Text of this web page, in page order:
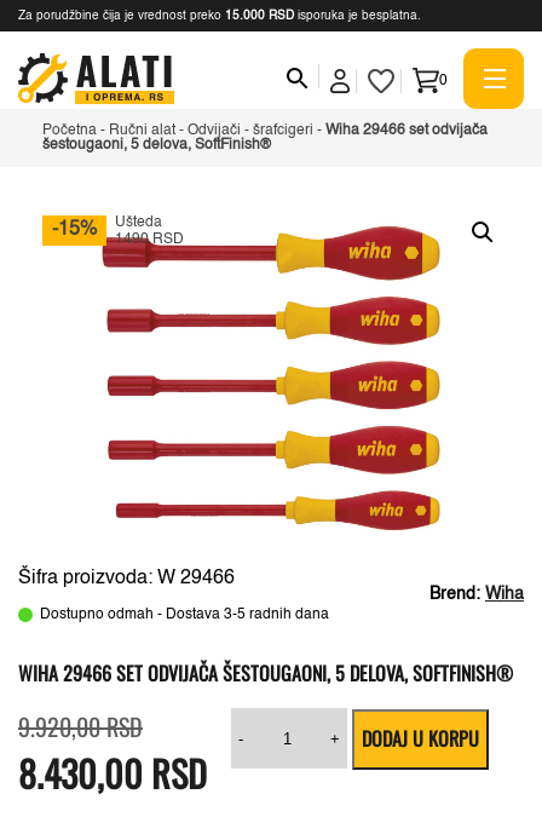
Za porudžbine čija je vrednost preko 15.000 RSD isporuka je besplatna.
0
Početna - Ručni alat - Odvijači - šrafcigeri - Wiha 29466 set odvijača
šestougaoni, 5 delova, SoftFinish®
-15%
Ušteda
1490 RSD
Brend: Wiha
Šifra proizvoda: W 29466
Dostupno odmah - Dostava 3-5 radnih dana
WIHA 29466 SET ODVIJAČA ŠESTOUGAONI, 5 DELOVA, SOFTFINISH®
9.920,00RSDcena
je
bila:
9.920,00 RSD.
8.430,00 RSD
cena
je:
8.430,00 RSD.
-
29466
odvijača
+ DODAJ U KORPU